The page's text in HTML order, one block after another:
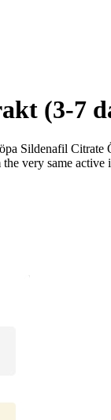
(3-7
Sildenafil
the very same